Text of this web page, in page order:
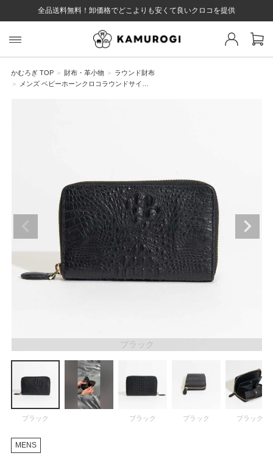
全品送料無料！卸価格でどこよりも安くて良いクロコを提供
ト 様
#キーワードキーワード #キーワ #キー
布・革小物
ディース
戻る
かむろぎ TOP 財布・革小物
ラウンド財布
メンズ ベビーホーンクロコラウンドサイ…
ブラック
ブラック ブラック ブラック ブラック
MENS